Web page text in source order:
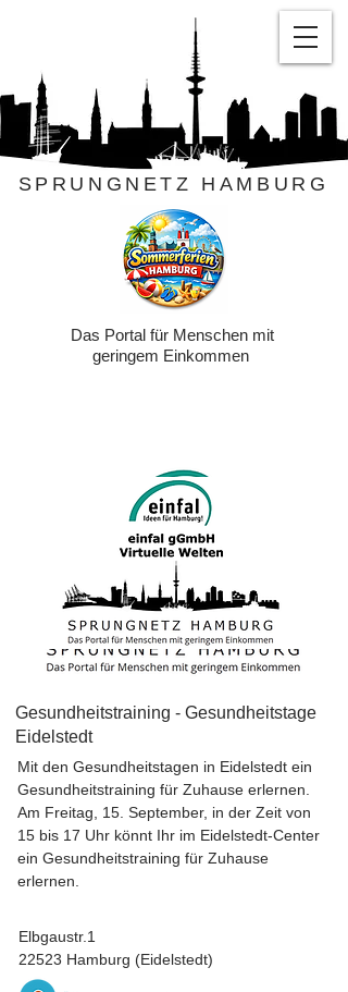
SPRUNGNETZ HAMBURG
Das Portal für Menschen mit
geringem Einkommen
Gesundheitstraining - Gesundheitstage
Eidelstedt
Mit den Gesundheitstagen in Eidelstedt ein
Gesundheitstraining für Zuhause erlernen.
Am Freitag, 15. September, in der Zeit von
15 bis 17 Uhr könnt Ihr im Eidelstedt-Center
ein Gesundheitstraining für Zuhause
erlernen.
Elbgaustr.1
22523 Hamburg (Eidelstedt)